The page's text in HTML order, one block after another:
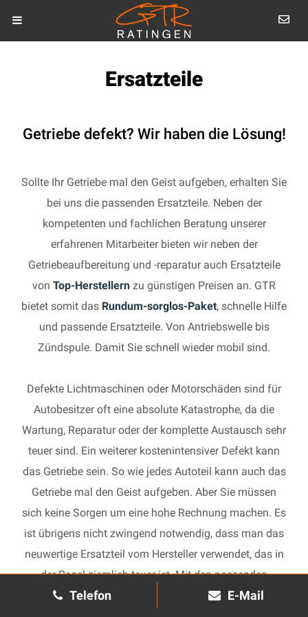
Telefon E-Mail
Ersatzteile
Getriebe defekt? Wir haben die Lösung!
Sollte Ihr Getriebe mal den Geist aufgeben, erhalten Sie
bei uns die passenden Ersatzteile. Neben der
kompetenten und fachlichen Beratung unserer
erfahrenen Mitarbeiter bieten wir neben der
Getriebeaufbereitung und -reparatur auch Ersatzteile
von Top-Herstellern zu günstigen Preisen an. GTR
bietet somit das Rundum-sorglos-Paket, schnelle Hilfe
und passende Ersatzteile. Von Antriebswelle bis
Zündspule. Damit Sie schnell wieder mobil sind.
Defekte Lichtmaschinen oder Motorschäden sind für
Autobesitzer oft eine absolute Katastrophe, da die
Wartung, Reparatur oder der komplette Austausch sehr
teuer sind. Ein weiterer kostenintensiver Defekt kann
das Getriebe sein. So wie jedes Autoteil kann auch das
Getriebe mal den Geist aufgeben. Aber Sie müssen
sich keine Sorgen um eine hohe Rechnung machen. Es
ist übrigens nicht zwingend notwendig, dass man das
neuwertige Ersatzteil vom Hersteller verwendet, das in
der Regel ziemlich teuer ist. Mit den passenden
Ersatzteilen kann jedes gebrauchte Getriebe schnell